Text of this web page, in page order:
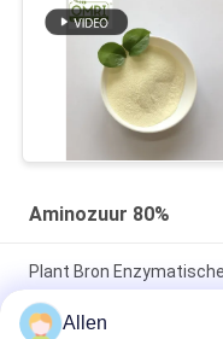
Aminozuur 80%
Plant Bron
Bio Organische Meststof
Allen